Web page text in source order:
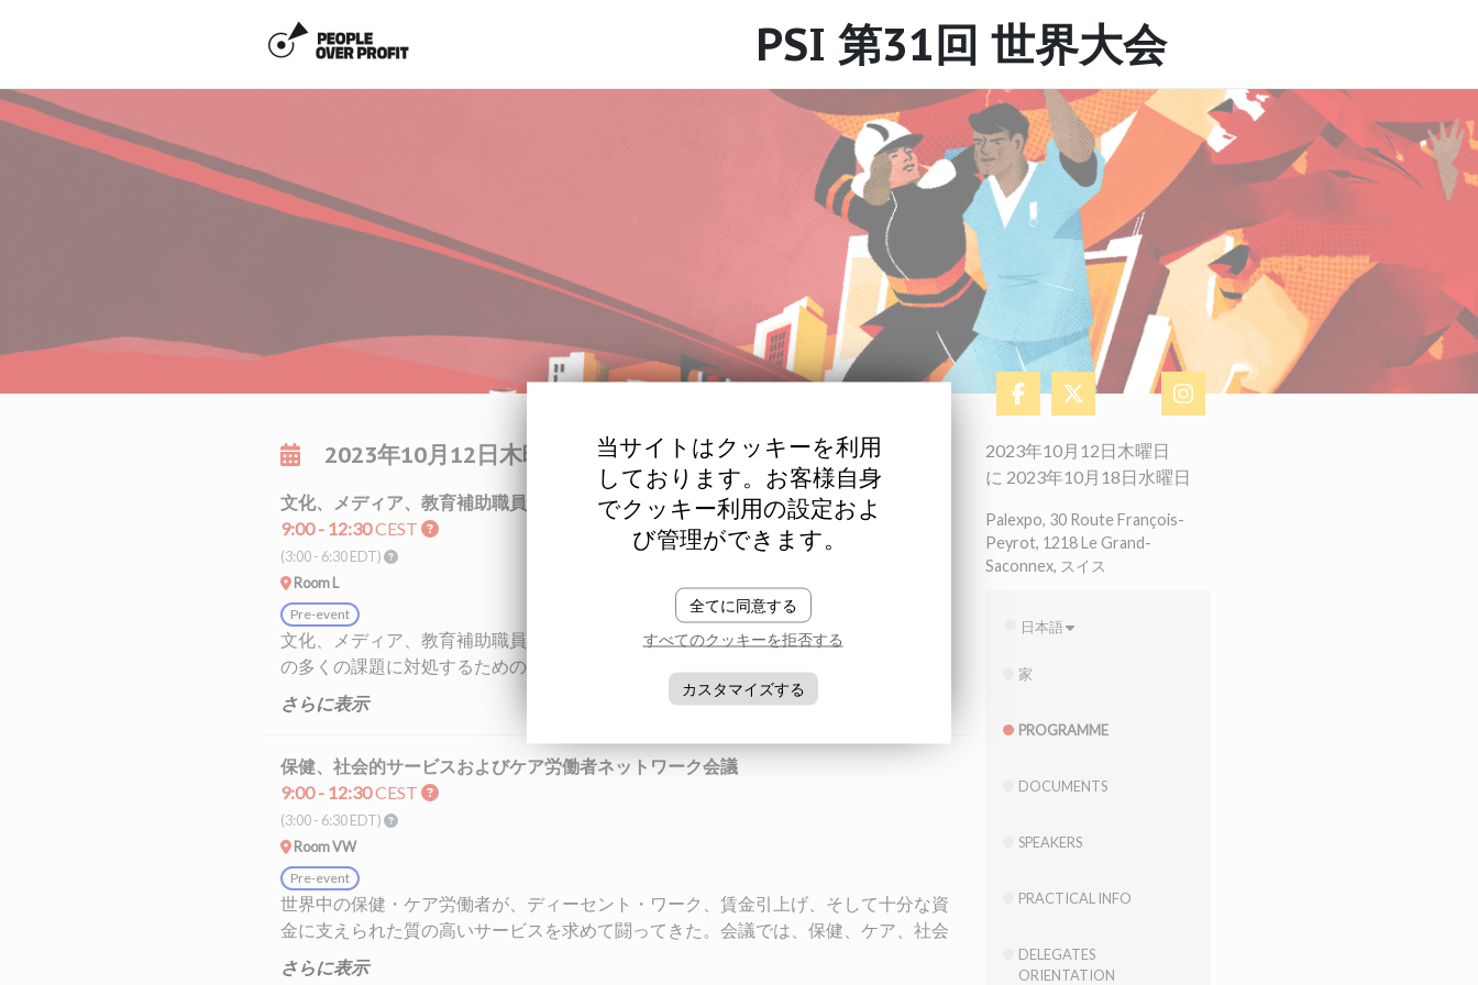
PSI 第31回 世界大会
2023年10月12日木曜日
文化、メディア、教育補助職員ネットワーク会合
9:00 - 12:30CEST
(3:00 - 6:30EDT)
Room L
Pre-event
文化、メディア、教育補助職員が直面する、パンデミックや世界経済危機の影響など
の多くの課題に対処するための戦略策定に焦点を当てる。また、教育インターナショ
ナルやユネスコとの協力強化についても議論する。
さらに表示
保健、社会的サービスおよびケア労働者ネットワーク会議
9:00 - 12:30CEST
(3:00 - 6:30EDT)
Room VW
Pre-event
世界中の保健・ケア労働者が、ディーセント・ワーク、賃金引上げ、そして十分な資
金に支えられた質の高いサービスを求めて闘ってきた。会議では、保健、ケア、社会
サービスに従事する労働者を代表する加盟組織が一堂に会する。これまでの6年間と
さらに表示
​2023年10月12日木曜日
に 2023年10月18日水曜日
Palexpo, 30 Route François-
Peyrot, 1218 Le Grand-
Saconnex, スイス
家
PROGRAMME
DOCUMENTS
SPEAKERS
PRACTICAL INFO
DELEGATES
ORIENTATION
日本語
当サイトはクッキーを利用
しております。お客様自身
でクッキー利用の設定およ
び管理ができます。
全てに同意する
すべてのクッキーを拒否する
カスタマイズする